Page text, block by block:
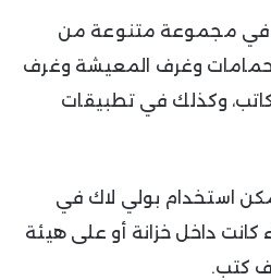
في مجموعة متنوعة من
وغرف المعيشة وغرف
وكذلك في تطبيقات
استخدام بولي لاك في
كانت داخل خزانة أو على هيئة
كتب.